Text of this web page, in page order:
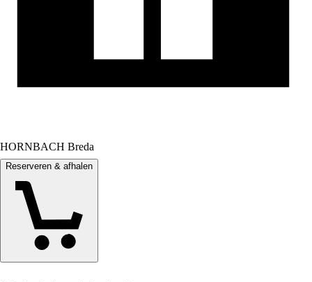
HORNBACH Breda
Reserveren & afhalen